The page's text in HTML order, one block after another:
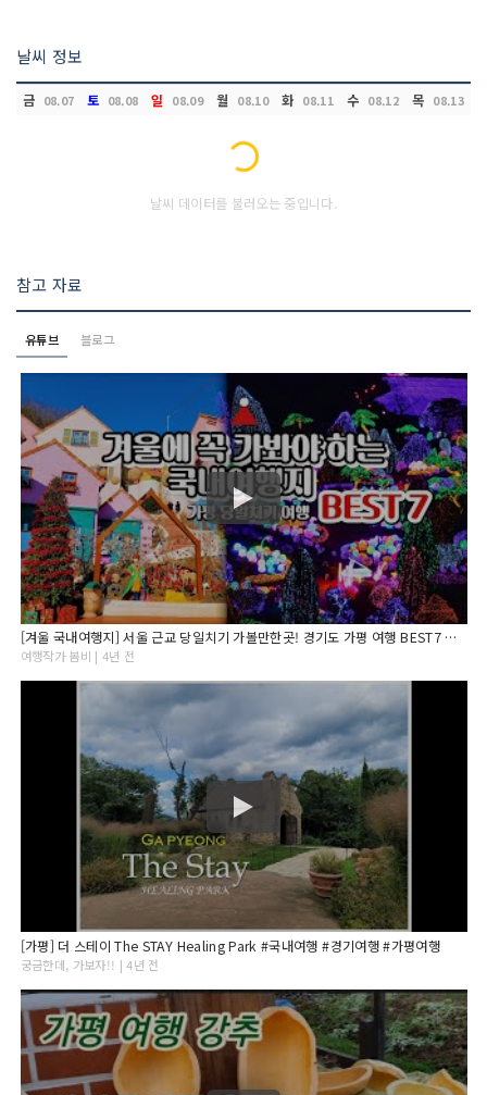
날씨 정보
금 08.07 토 08.08 일 08.09 월 08.10 화 08.11 수 08.12 목 08.13
Loading...
날씨 데이터를 불러오는 중입니다.
참고 자료
유튜브 블로그
[겨울 국내여행지] 서울 근교 당일치기 가볼만한곳! 경기도 가평 여행 BEST7 아침고요수목원/오색별빛정원전
여행작가 봄비 | 4년 전
[가평] 더 스테이 The STAY Healing Park #국내여행 #경기여행 #가평여행
궁금한데, 가보자!! | 4년 전